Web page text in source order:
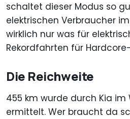
schaltet dieser Modus so
elektrischen Verbraucher
wirklich nur was für
Rekordfahrten für
Die Reichweite
455 km wurde durch Kia im
ermittelt. Wer braucht da